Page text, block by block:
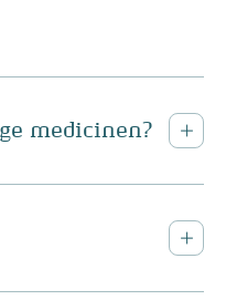
medicinen?